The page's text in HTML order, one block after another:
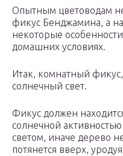
Опытным цветоводам
фикус Бенджамина, а
некоторые
домашних условиях.
Итак, комнатный
солнечный свет.
Фикус должен
солнечной
светом, иначе дерево
потянется вверх,